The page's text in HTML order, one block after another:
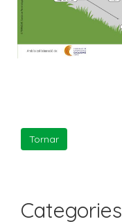
Categories